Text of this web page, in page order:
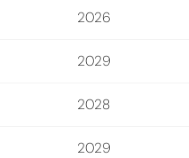
2026
2029
2028
2029